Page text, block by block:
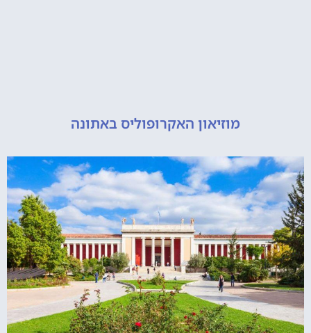
מוזיאון האקרופוליס באתונה